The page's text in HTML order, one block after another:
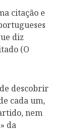
citação e
diz
(O
descobrir
cada um,
nem
da